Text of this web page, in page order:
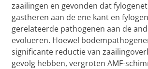
zaailingen en gevonden dat
gastheren aan de ene kant en
gerelateerde pathogenen aan de
evolueren. Hoewel
significante reductie van
gevolg hebben, vergroten AMF-